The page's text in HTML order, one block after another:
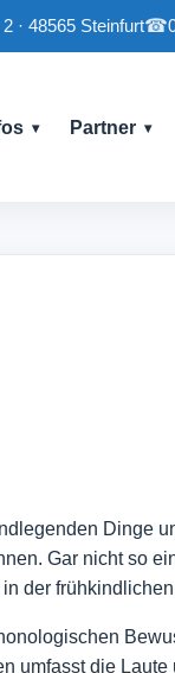
· 48565 Steinfurt☎
Partner
Dinge
Gar nicht so
der
umfasst die Laute